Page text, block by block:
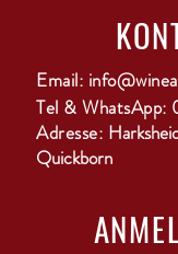
Qualitätsstufe: IGP
Region: Languedoc
Ausbau: Edelstahltank
Enhält Sulfite: ja
Rebsorte: Syrah,
Temperatur: von 7 – 10
Email:
Tel & WhatsApp:
Adresse:
Quickborn